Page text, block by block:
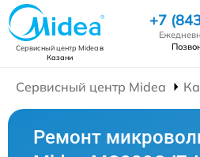
Сервисный центр Mideaв
Казани
+7
Сервисный центр Midea
Ремонт